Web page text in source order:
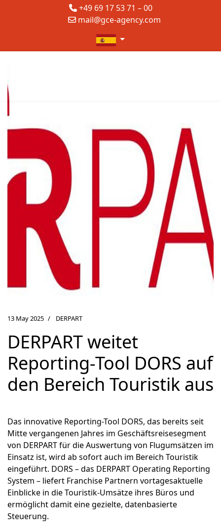
+49 69 17 53 71 – 00
mail@gce-agency.com
Seleccione su idioma
13 May 2025 DERPART
DERPART weitet
Reporting-Tool DORS auf
den Bereich Touristik aus
Das innovative Reporting-Tool DORS, das bereits seit
Mitte vergangenen Jahres im Geschäftsreisesegment
von DERPART für die Auswertung von Flugumsätzen im
Einsatz ist, wird ab sofort auch im Bereich Touristik
eingeführt. DORS – das DERPART Operating Reporting
System – liefert Franchise Partnern vortagesaktuelle
Einblicke in die Touristik-Umsätze ihres Büros und
ermöglicht damit eine gezielte, datenbasierte
Steuerung.